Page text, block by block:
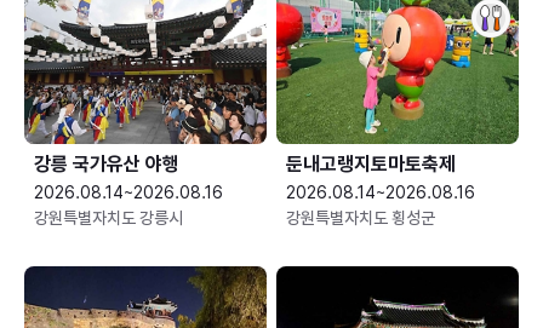
강릉 국가유산 야행
2026.08.14~2026.08.16
강원특별자치도 강릉시
둔내고랭지토마토축제
2026.08.14~2026.08.16
강원특별자치도 횡성군